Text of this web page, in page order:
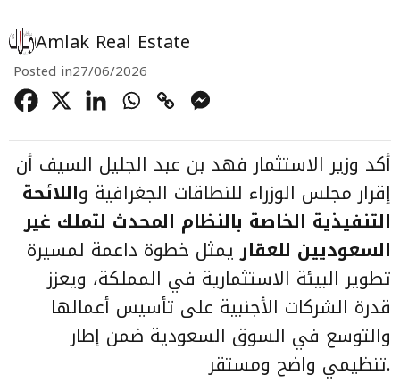
Amlak Real Estate
Posted in27/06/2026
أكد وزير الاستثمار فهد بن عبد الجليل السيف أن
إقرار مجلس الوزراء للنطاقات الجغرافية واللائحة
التنفيذية الخاصة بالنظام المحدث لتملك غير
السعوديين للعقاريمثل خطوة داعمة لمسيرة
تطوير البيئة الاستثمارية في المملكة، ويعزز
قدرة الشركات الأجنبية على تأسيس أعمالها
والتوسع في السوق السعودية ضمن إطار
تنظيمي واضح ومستقر.